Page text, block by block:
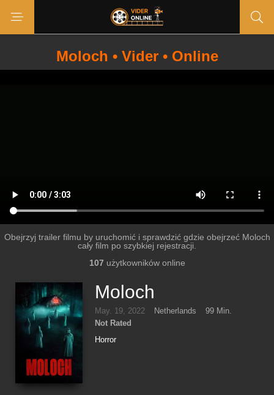
Moloch • Vider • Online
Obejrzyj trailer filmu by uruchomić i sprawdzić gdzie obejrzeć Moloch
cały film po szybkiej rejestracji.
107 użytkowników online
Moloch
May. 19, 2022 Netherlands
99 Min.
Not Rated
Horror